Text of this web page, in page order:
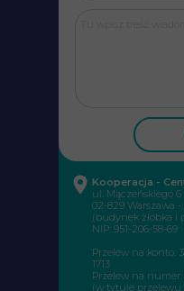
Kooperacja -
ul. Mączeńskiego 6
02-829 Warszawa
(budynek żłobka i
NIP: 951-206-58-
Przelew na konto:
1713
Przelew na numer
(w tytule przelewu